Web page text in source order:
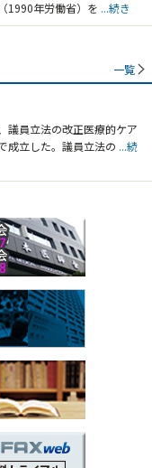
1990年労働省）を ...続き
一覧
議員立法の改正医療的ケア
成立した。議員立法の ...続